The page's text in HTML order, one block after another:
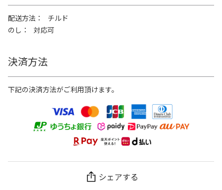
配送方法
チルド
のし
対応可
決済方法
下記の決済方法がご利用頂けます。
シェアする